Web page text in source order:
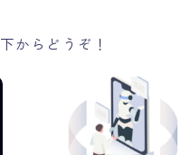
からどうぞ！